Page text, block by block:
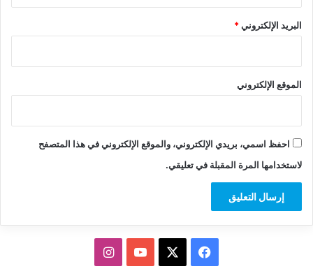
البريد الإلكتروني*
الموقع الإلكتروني
احفظ اسمي، بريدي الإلكتروني، والموقع الإلكتروني في هذا المتصفح
لاستخدامها المرة المقبلة في تعليقي.
فيسبوك ‫YouTubeانستقرام